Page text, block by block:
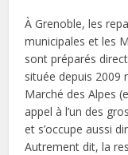
À Grenoble, les
municipales et les
sont préparés
située depuis 2009
Marché des Alpes
appel à l’un des
et s’occupe aussi
Autrement dit, la